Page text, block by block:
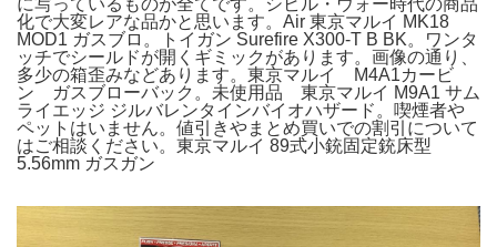
化で大変レアな品かと思います。Air 東京マルイ MK18
MOD1 ガスブロ。トイガン Surefire X300-T B BK。ワンタ
ッチでシールドが開くギミックがあります。画像の通り、
多少の箱歪みなどあります。東京マルイ M4A1カービ
ン ガスブローバック。未使用品 東京マルイ M9A1 サム
ライエッジ ジルバレンタインバイオハザード。喫煙者や
ペットはいません。値引きやまとめ買いでの割引について
はご相談ください。東京マルイ 89式小銃固定銃床型
5.56mm ガスガン